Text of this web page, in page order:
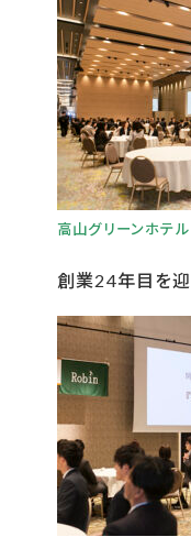
高山グリーンホテ
創業24年目を迎